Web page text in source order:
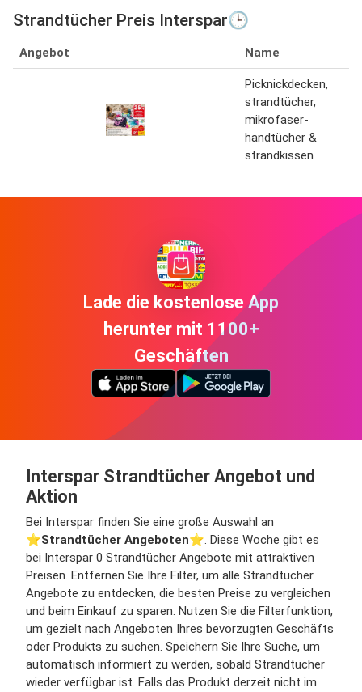
Strandtücher Preis Interspar🕒
Angebot Name
Picknickdecken,
strandtücher,
mikrofaser-
handtücher &
strandkissen
Lade die kostenlose App
herunter mit 1100+
Geschäften
Interspar Strandtücher Angebot und
Aktion
Bei Interspar finden Sie eine große Auswahl an
⭐️Strandtücher Angeboten⭐️. Diese Woche gibt es
bei Interspar 0 Strandtücher Angebote mit attraktiven
Preisen. Entfernen Sie Ihre Filter, um alle Strandtücher
Angebote zu entdecken, die besten Preise zu vergleichen
und beim Einkauf zu sparen. Nutzen Sie die Filterfunktion,
um gezielt nach Angeboten Ihres bevorzugten Geschäfts
oder Produkts zu suchen. Speichern Sie Ihre Suche, um
automatisch informiert zu werden, sobald Strandtücher
wieder verfügbar ist. Falls das Produkt derzeit nicht im